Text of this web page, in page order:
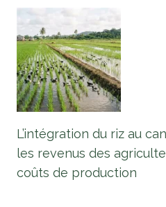
L’intégration du riz au
les revenus des
coûts de production